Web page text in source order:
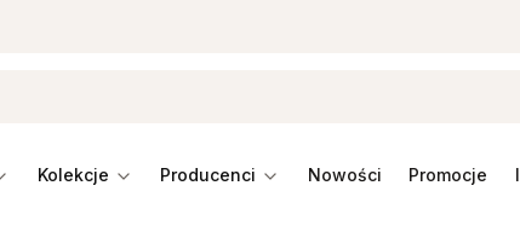
kolekcje producenci promocje